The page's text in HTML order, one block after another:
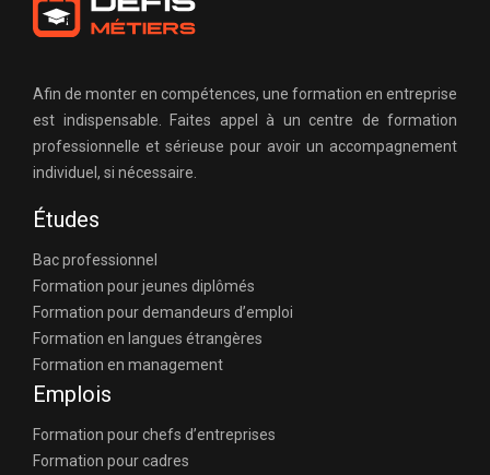
Afin de monter en compétences, une formation en entreprise
est indispensable. Faites appel à un centre de formation
professionnelle et sérieuse pour avoir un accompagnement
individuel, si nécessaire.
Études
Bac professionnel
Formation pour jeunes diplômés
Formation pour demandeurs d’emploi
Formation en langues étrangères
Formation en management
Emplois
Formation pour chefs d’entreprises
Formation pour cadres